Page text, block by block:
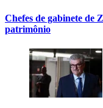
Chefes de gabinete de
patrimônio